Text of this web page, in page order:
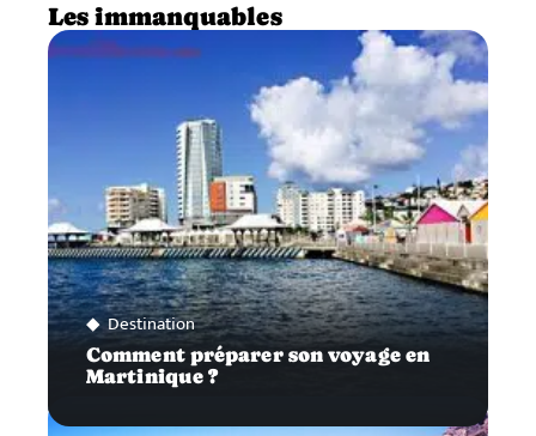
Les immanquables
Destination
Comment préparer son voyage en
Martinique ?